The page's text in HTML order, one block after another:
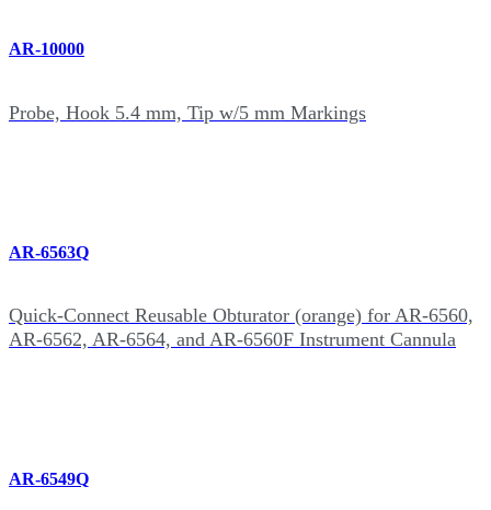
AR-10000
Probe, Hook 5.4 mm, Tip w/5 mm Markings
AR-6563Q
Quick-Connect Reusable Obturator (orange) for AR‑6560,
AR-6562, AR-6564, and AR-6560F Instrument Cannula
AR-6549Q